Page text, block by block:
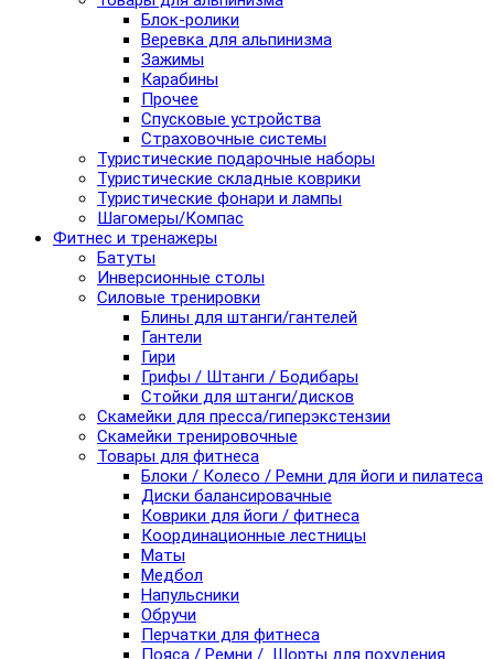
Блок-ролики
Веревка для альпинизма
Зажимы
Карабины
Прочее
Спусковые устройства
Страховочные системы
Туристические подарочные наборы
Туристические складные коврики
Туристические фонари и лампы
Шагомеры/Компас
Фитнес и тренажеры
Батуты
Инверсионные столы
Силовые тренировки
Блины для штанги/гантелей
Гантели
Гири
Грифы / Штанги / Бодибары
Стойки для штанги/дисков
Скамейки для пресса/гиперэкстензии
Скамейки тренировочные
Товары для фитнеса
Блоки / Колесо / Ремни для йоги и пилатеса
Диски балансировачные
Коврики для йоги / фитнеса
Координационные лестницы
Маты
Медбол
Напульсники
Обручи
Перчатки для фитнеса
Пояса / Ремни / Шорты для похудения